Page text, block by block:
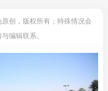
创，版权所有；特殊情况会
编辑联系。